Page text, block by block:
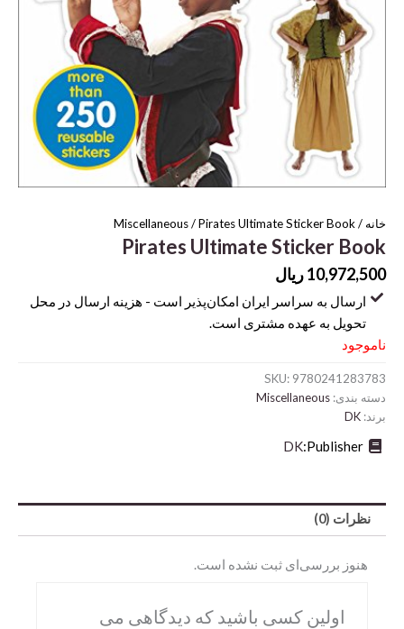
Abrams
خانه /
Miscellaneous/ Pirates Ultimate Sticker Book
Pirates Ultimate Sticker Book
10,972,500ریال
ارسال به سراسر ایران امکان‌پذیر است - هزینه ارسال در محل
تحویل به عهده مشتری است.
ناموجود
SKU: 9780241283783
دسته بندی: Miscellaneous
برند: DK
Publisher:
DK
نظرات (0)
هنوز بررسی‌ای ثبت نشده است.
اولین کسی باشید که دیدگاهی می